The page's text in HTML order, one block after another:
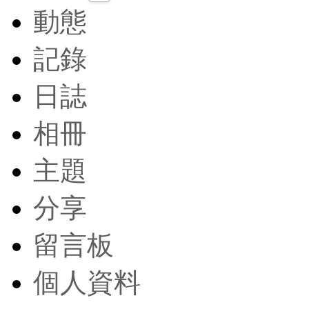
動態
記錄
日誌
相冊
主題
分享
留言板
個人資料